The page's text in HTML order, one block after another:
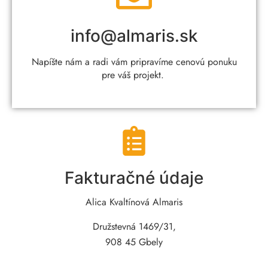
info@almaris.sk
Napíšte nám a radi vám pripravíme cenovú ponuku
pre váš projekt.
Fakturačné údaje
Alica Kvaltínová Almaris
Družstevná 1469/31,
908 45 Gbely